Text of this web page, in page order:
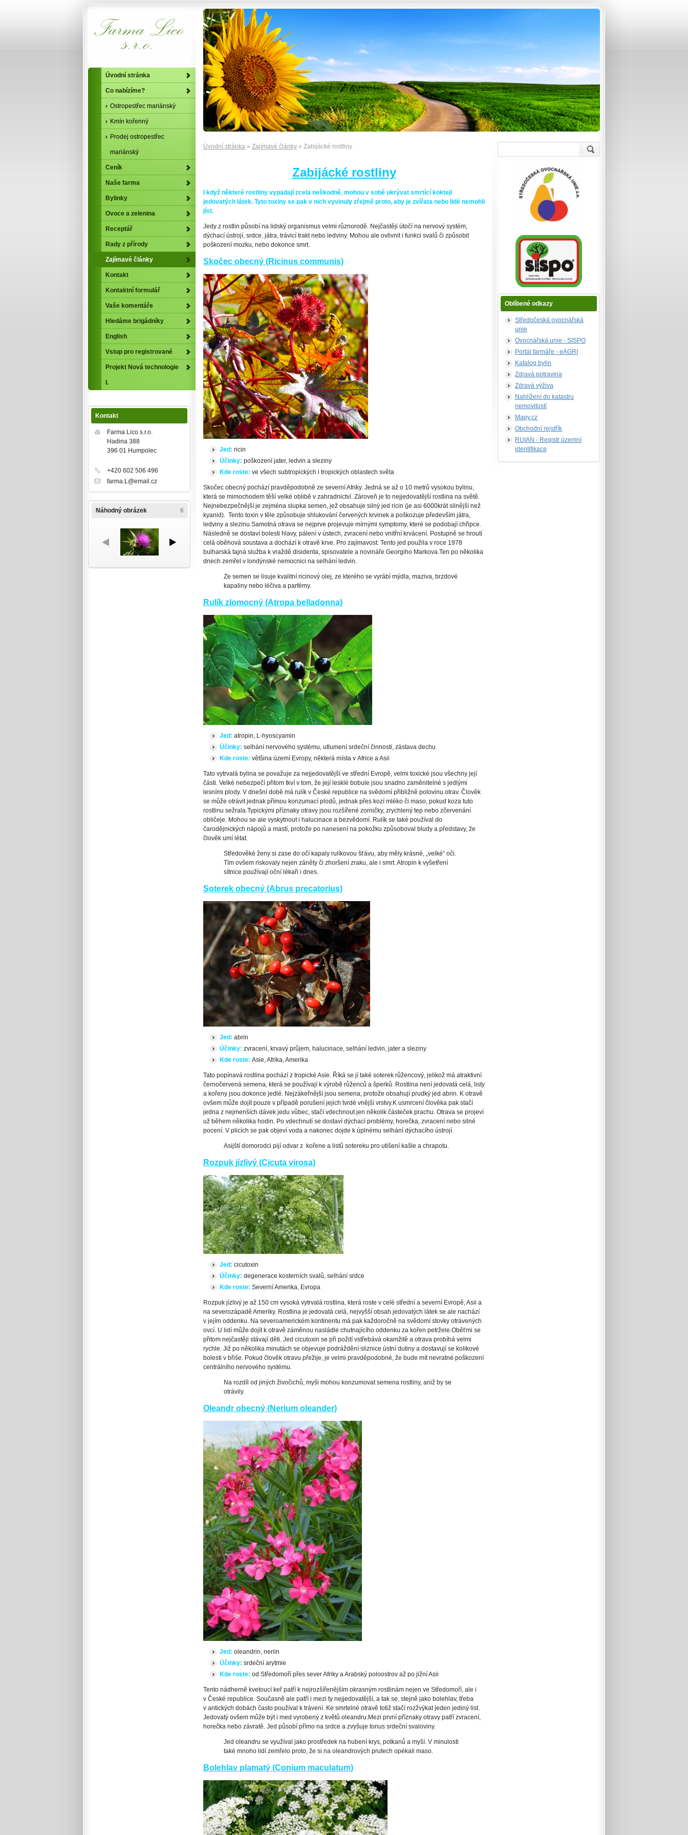
Úvodní stránka » Zajímavé články » Zabijácké rostliny
Zabijácké rostliny
I když některé rostliny vypadají zcela neškodně, mohou v sobě ukrývat smrtící koktejl
jedovatých látek. Tyto toxiny se pak v nich vyvinuly zřejmě proto, aby je zvířata nebo lidé nemohli
jíst.
Jedy z rostlin působí na lidský organismus velmi různorodě. Nejčastěji útočí na nervový systém,
dýchací ústrojí, srdce, játra, trávicí trakt nebo ledviny. Mohou ale ovlivnit i funkci svalů či způsobit
poškození mozku, nebo dokonce smrt.
Skočec obecný (Ricinus communis)
Jed: ricin
Účinky: poškození jater, ledvin a sleziny
Kde roste: ve všech subtropických i tropických oblastech světa
Skočec obecný pochází pravděpodobně ze severní Afriky. Jedná se až o 10 metrů vysokou bylinu,
která se mimochodem těší velké oblibě v zahradnictví. Zároveň je to nejjedovatější rostlina na světě.
Nejnebezpečnější je zejména slupka semen, jež obsahuje silný jed ricin (je asi 6000krát silnější než
kyanid). Tento toxin v těle způsobuje shlukování červených krvinek a poškozuje především játra,
ledviny a slezinu.Samotná otrava se nejprve projevuje mírnými symptomy, které se podobají chřipce.
Následně se dostaví bolesti hlavy, pálení v ústech, zvracení nebo vnitřní krvácení. Postupně se hroutí
celá oběhová soustava a dochází k otravě krve. Pro zajímavost: Tento jed použila v roce 1978
bulharská tajná služba k vraždě disidenta, spisovatele a novináře Georgiho Markova.Ten po několika
dnech zemřel v londýnské nemocnici na selhání ledvin.
Ze semen se lisuje kvalitní ricinový olej, ze kterého se vyrábí mýdla, maziva, brzdové
kapaliny nebo léčiva a parfémy.
Rulík zlomocný (Atropa belladonna)
Jed: atropin, L-hyoscyamin
Účinky: selhání nervového systému, utlumení srdeční činnosti, zástava dechu
Kde roste: většina území Evropy, některá místa v Africe a Asii
Tato vytrvalá bylina se považuje za nejjedovatější ve střední Evropě, velmi toxické jsou všechny její
části. Velké nebezpečí přitom tkví v tom, že její lesklé bobule jsou snadno zaměnitelné s jedlými
lesními plody. V dnešní době má rulík v České republice na svědomí přibližně polovinu otrav. Člověk
se může otrávit jednak přímou konzumací plodů, jednak přes kozí mléko či maso, pokud koza tuto
rostlinu sežrala.Typickými příznaky otravy jsou rozšířené zorničky, zrychlený tep nebo zčervenání
obličeje. Mohou se ale vyskytnout i halucinace a bezvědomí. Rulík se také používal do
čarodějnických nápojů a mastí, protože po nanesení na pokožku způsoboval bludy a představy, že
člověk umí létat.
Středověké ženy si zase do očí kapaly rulíkovou šťávu, aby měly krásné, „velké“ oči.
Tím ovšem riskovaly nejen záněty či zhoršení zraku, ale i smrt. Atropin k vyšetření
sítnice používají oční lékaři i dnes.
Soterek obecný (Abrus precatorius)
Jed: abrin
Účinky: zvracení, krvavý průjem, halucinace, selhání ledvin, jater a sleziny
Kde roste: Asie, Afrika, Amerika
Tato popínavá rostlina pochází z tropické Asie. Říká se jí také soterek růžencový, jelikož má atraktivní
černočervená semena, která se používají k výrobě růženců a šperků. Rostlina není jedovatá celá, listy
a kořeny jsou dokonce jedlé. Nejzákeřnější jsou semena, protože obsahují prudký jed abrin. K otravě
ovšem může dojít pouze v případě porušení jejich tvrdé vnější vrstvy.K usmrcení člověka pak stačí
jedna z nejmenších dávek jedu vůbec, stačí vdechnout jen několik částeček prachu. Otrava se projeví
už během několika hodin. Po vdechnutí se dostaví dýchací problémy, horečka, zvracení nebo silné
pocení. V plicích se pak objeví voda a nakonec dojde k úplnému selhání dýchacího ústrojí.
Asijští domorodci pijí odvar z kořene a listů sotereku pro utišení kašle a chrapotu.
Rozpuk jízlivý (Cicuta virosa)
Jed: cicutoxin
Účinky: degenerace kosterních svalů, selhání srdce
Kde roste: Severní Amerika, Evropa
Rozpuk jízlivý je až 150 cm vysoká vytrvalá rostlina, která roste v celé střední a severní Evropě, Asii a
na severozápadě Ameriky. Rostlina je jedovatá celá, nejvyšší obsah jedovatých látek se ale nachází
v jejím oddenku. Na severoamerickém kontinentu má pak každoročně na svědomí stovky otrávených
ovcí. U lidí může dojít k otravě záměnou nasládle chutnajícího oddenku za kořen petržele.Oběťmi se
přitom nejčastěji stávají děti. Jed cicutoxin se při požití vstřebává okamžitě a otrava probíhá velmi
rychle. Již po několika minutách se objevuje podráždění sliznice ústní dutiny a dostavují se kolikové
bolesti v břiše. Pokud člověk otravu přežije, je velmi pravděpodobné, že bude mít nevratné poškození
centrálního nervového systému.
Na rozdíl od jiných živočichů, myši mohou konzumovat semena rostliny, aniž by se
otrávily.
Oleandr obecný (Nerium oleander)
Jed: oleandrin, neriin
Účinky: srdeční arytmie
Kde roste: od Středomoří přes sever Afriky a Arabský poloostrov až po jižní Asii
Tento nádherně kvetoucí keř patří k nejrozšířenějším okrasným rostlinám nejen ve Středomoří, ale i
v České republice. Současně ale patří i mezi ty nejjedovatější, a tak se, stejně jako bolehlav, třeba
v antických dobách často používal k trávení. Ke smrtelné otravě totiž stačí rozžvýkat jeden jediný list.
Jedovatý ovšem může být i med vyrobený z květů oleandru.Mezi první příznaky otravy patří zvracení,
horečka nebo závratě. Jed působí přímo na srdce a zvyšuje tonus srdeční svaloviny.
Jed oleandru se využíval jako prostředek na hubení krys, potkanů a myší. V minulosti
také mnoho lidí zemřelo proto, že si na oleandrových prutech opékali maso.
Bolehlav plamatý (Conium maculatum)
Oblíbené odkazy
Středočeská ovocnářská
unie
Ovocnářská unie - SISPO
Portál farmáře - eAGRI
Katalog bylin
Zdravá potravina
Zdravá výživa
Nahlížení do katastru
nemovitostí
Mapy.cz
Obchodní rejstřík
RUIAN - Registr územní
identifikace
Úvodní stránka
Co nabízíme?
Ostropestřec mariánský
Kmín kořenný
Prodej ostropestřec
mariánský
Ceník
Naše farma
Bylinky
Ovoce a zelenina
Receptář
Rady z přírody
Zajímavé články
Kontakt
Kontaktní formulář
Vaše komentáře
Hledáme brigádníky
English
Vstup pro registrované
Projekt Nová technologie
I.
Kontakt
Farma Lico s.r.o.
Hadina 388
396 01 Humpolec
+420 602 506 496
farma.L@email.cz
Náhodný obrázek 6